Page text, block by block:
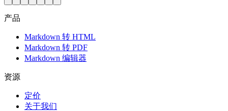
产品
Markdown 转 HTML
Markdown 转 PDF
Markdown 编辑器
资源
定价
关于我们